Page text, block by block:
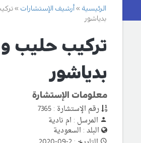
الرئيسية أرشيف الإستشارات
بدياشور
تركيب حليب
بدياشور
معلومات الإستشارة
رقم الإستشارة : 7365
المرسل : ام نادية
البلد : السعودية